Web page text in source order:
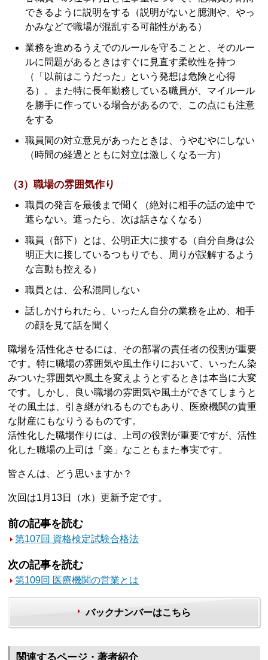
できるように説明をする（説明がないと臆測や、やっ
かみなどで職場が混乱する可能性がある）
業務を進めるうえでのルールを守ることと、そのルー
ルに問題があるときはすぐに見直す柔軟性を持つ
（「以前はこうだった」という発想は危険と心得
る）。また特に長年勤務している職員が、マイルール
を勝手に作っている場合があるので、この点にも注意
をする
職員間の対立意見があったときは、うやむやにしない
（時間の経過とともに対立は激しくなる一方）
（3）職場の雰囲気作り
職員の発言を最後まで聞く（絶対に相手の話の途中で
遮らない。遮ったら、次は話さなくなる）
職員（部下）とは、公明正大に接する（自分自身は公
明正大に接しているつもりでも、周りが誤解するよう
な言動も控える）
職員とは、公私混同しない
話しかけられたら、いったん自分の業務を止め、相手
の顔を見て話を聞く
職場を活性化させるには、その部署の責任者の役割が重要
です。特に職場の雰囲気や風土作りにおいて、いったん染
みついた雰囲気や風土を変えようとするときは本当に大変
です。しかし、良い職場の雰囲気や風土ができてしまうと
その風土は、引き継がれるものでもあり、医療機関の貴重
な財産にもなりうるものです。
活性化した職場作りには、上司の役割が重要ですが、活性
化した職場の上司は「楽」なこともまた事実です。
皆さんは、どう思いますか？
次回は1月13日（水）更新予定です。
前の記事を読む
第107回 資格検定試験合格法
次の記事を読む
第109回 医療機関の営業とは
バックナンバーはこちら
関連するページ・著者紹介